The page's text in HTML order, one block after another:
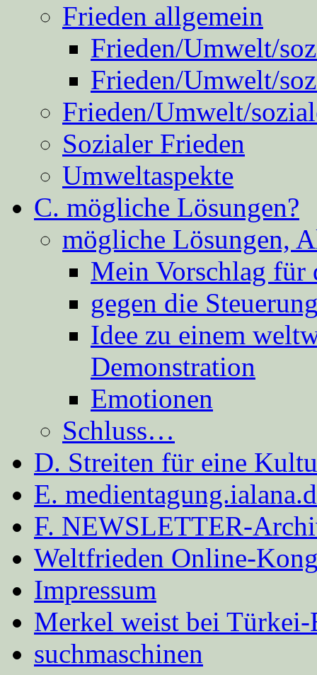
Frieden allgemein
Frieden/Umwelt/
Frieden/Umwelt/
Frieden/Umwelt/
Sozialer Frieden
Umweltaspekte
C. mögliche Lösungen?
mögliche Lösungen,
Mein Vorschlag für
gegen die
Idee zu einem
Demonstration
Emotionen
Schluss…
D. Streiten für eine
E.
F. NEWSLETTER-
Weltfrieden Online-
Impressum
Merkel weist bei
suchmaschinen